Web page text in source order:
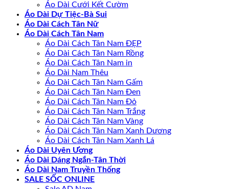
Áo Dài Cưới Kết Cườm
Áo Dài Dự Tiệc-Bà Sui
Áo Dài Cách Tân Nữ
Áo Dài Cách Tân Nam
Áo Dài Cách Tân Nam ĐẸP
Áo Dài Cách Tân Nam Rồng
Áo Dài Cách Tân Nam in
Áo Dài Nam Thêu
Áo Dài Cách Tân Nam Gấm
Áo Dài Cách Tân Nam Đen
Áo Dài Cách Tân Nam Đỏ
Áo Dài Cách Tân Nam Trắng
Áo Dài Cách Tân Nam Vàng
Áo Dài Cách Tân Nam Xanh Dương
Áo Dài Cách Tân Nam Xanh Lá
Áo Dài Uyên Ương
Áo Dài Dáng Ngắn-Tân Thời
Áo Dài Nam Truyền Thống
SALE SỐC ONLINE